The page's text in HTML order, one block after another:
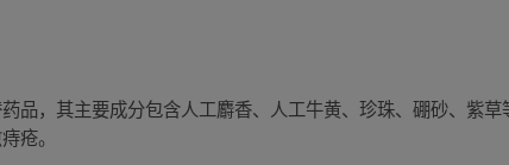
品，其主要成分包含人工麝香、人工牛黄、珍珠、硼砂、紫
疮。